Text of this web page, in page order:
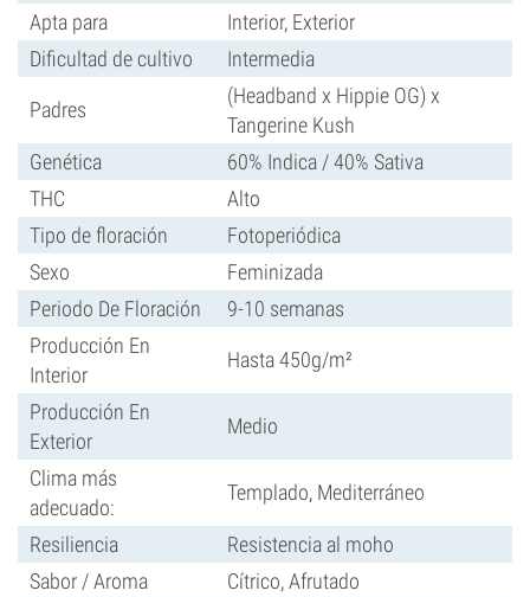
Apta para
Interior, Exterior
Dificultad de cultivo
Intermedia
Padres
(Headband x Hippie OG) x
Tangerine Kush
Genética
60% Indica / 40% Sativa
THC
Alto
Tipo de floración
Fotoperiódica
Sexo
Feminizada
Periodo De Floración
9-10 semanas
Producción En
Interior
Hasta 450g/m²
Producción En
Exterior
Medio
Clima más
adecuado:
Templado, Mediterráneo
Resiliencia
Resistencia al moho
Sabor / Aroma
Cítrico, Afrutado